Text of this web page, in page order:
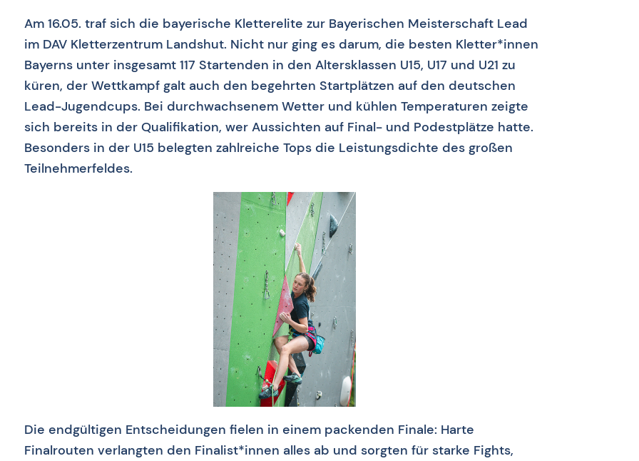
Am 16.05. traf sich die bayerische Kletterelite zur Bayerischen Meisterschaft Lead
im DAV Kletterzentrum Landshut. Nicht nur ging es darum, die besten Kletter*innen
Bayerns unter insgesamt 117 Startenden in den Altersklassen U15, U17 und U21 zu
küren, der Wettkampf galt auch den begehrten Startplätzen auf den deutschen
Lead-Jugendcups. Bei durchwachsenem Wetter und kühlen Temperaturen zeigte
sich bereits in der Qualifikation, wer Aussichten auf Final- und Podestplätze hatte.
Besonders in der U15 belegten zahlreiche Tops die Leistungsdichte des großen
Teilnehmerfeldes.
Die endgültigen Entscheidungen fielen in einem packenden Finale: Harte
Finalrouten verlangten den Finalist*innen alles ab und sorgten für starke Fights,